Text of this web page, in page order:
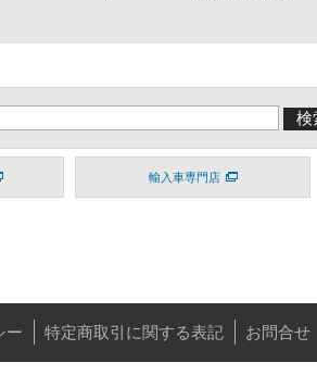
輸入車専門店
ー 特定商取引に関する表記 お問合せ